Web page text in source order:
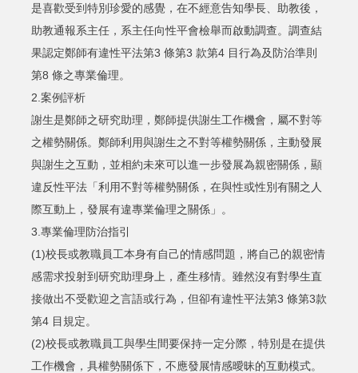
是喜歡受到特別珍愛的感覺，在不經意告知學長、助教後，
助教通報系主任，系主任向性平會檢舉而啟動調查。調查結
果認定鄭師有違性平法第3 條第3 款第4 目行為及防治準則
第8 條之專業倫理。
2.案例評析
謝生是鄭師之研究助理，鄭師提供謝生工作機會，屬不對等
之權勢關係。鄭師利用與謝生之不對等權勢關係，主動發展
與謝生之互動，並相約未來可以進一步發展為親密關係，顯
違反性平法「利用不對等權勢關係，在與性或性別有關之人
際互動上，發展有違專業倫理之關係」。
3.專業倫理防治指引
(1)校長或教職員工本身有自己的情感問題，將自己的親密情
感需求投射到研究助理身上，產生移情。雖然沒有對學生直
接做出不受歡迎之言語或行為，但卻有違性平法第3 條第3款
第4 目規定。
(2)校長或教職員工與學生間要保持一定分際，特別是在提供
工作機會，具權勢關係下，不應發展情感曖昧的互動模式。